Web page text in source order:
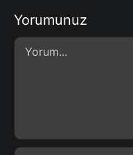
Yorumunuz
Comment